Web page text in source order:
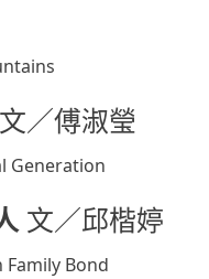
／傅淑瑩
Generation
文／邱楷婷
Bond